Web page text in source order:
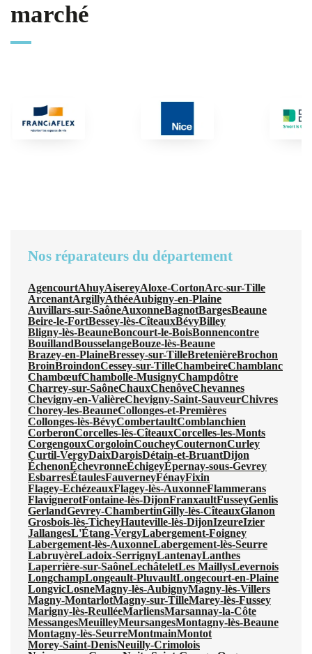
marché
Nos réparateurs du département
AgencourtAhuyAisereyAloxe-CortonArc-sur-Tille
ArcenantArgillyAthéeAubigny-en-Plaine
Auvillars-sur-SaôneAuxonneBagnotBargesBeaune
Beire-le-FortBessey-lès-CîteauxBévyBilley
Bligny-lès-BeauneBoncourt-le-BoisBonnencontre
BouillandBousselangeBouze-lès-Beaune
Brazey-en-PlaineBressey-sur-TilleBretenièreBrochon
BroinBroindonCessey-sur-TilleChambeireChamblanc
ChambœufChambolle-MusignyChampdôtre
Charrey-sur-SaôneChauxChenôveChevannes
Chevigny-en-ValièreChevigny-Saint-SauveurChivres
Chorey-les-BeauneCollonges-et-Premières
Collonges-lès-BévyCombertaultComblanchien
CorberonCorcelles-lès-CîteauxCorcelles-les-Monts
CorgengouxCorgoloinCoucheyCouternonCurley
Curtil-VergyDaixDaroisDétain-et-BruantDijon
ÉchenonÉchevronneÉchigeyÉpernay-sous-Gevrey
EsbarresÉtaulesFauverneyFénayFixin
Flagey-EchézeauxFlagey-lès-AuxonneFlammerans
FlavignerotFontaine-lès-DijonFranxaultFusseyGenlis
GerlandGevrey-ChambertinGilly-lès-CîteauxGlanon
Grosbois-lès-TicheyHauteville-lès-DijonIzeureIzier
JallangesL'Étang-VergyLabergement-Foigney
Labergement-lès-AuxonneLabergement-lès-Seurre
LabruyèreLadoix-SerrignyLantenayLanthes
Laperrière-sur-SaôneLechâteletLes MaillysLevernois
LongchampLongeault-PluvaultLongecourt-en-Plaine
LongvicLosneMagny-lès-AubignyMagny-lès-Villers
Magny-MontarlotMagny-sur-TilleMarey-lès-Fussey
Marigny-lès-ReulléeMarliensMarsannay-la-Côte
MessangesMeuilleyMeursangesMontagny-lès-Beaune
Montagny-lès-SeurreMontmainMontot
Morey-Saint-DenisNeuilly-Crimolois